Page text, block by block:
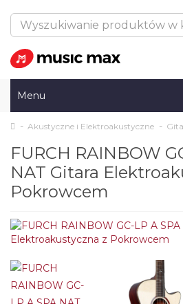
Menu
Akustyczne i Elektroakustyczne
FURCH RAINBOW
NAT Gitara
Pokrowcem